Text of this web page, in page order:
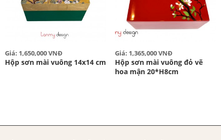
Giá: 1,650,000 VNĐ
Hộp sơn mài vuông 14x14 cm
Giá: 1,365,000 VNĐ
Hộp sơn mài vuông đỏ vẽ
hoa mận 20*H8cm